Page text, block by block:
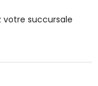
votre succursale